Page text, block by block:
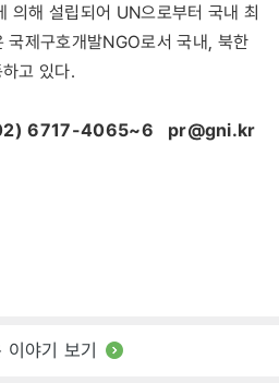
의해 설립되어 UN으로부터 국내 최
국제구호개발NGO로서 국내, 북한
고 있다.
02) 6717-4065~6 pr@gni.kr
이야기 보기